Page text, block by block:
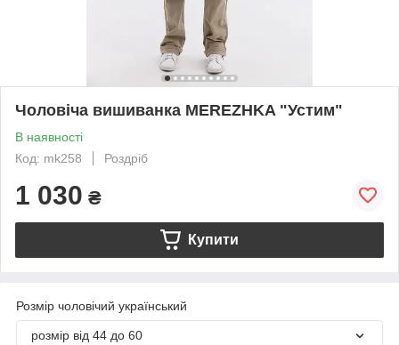
Чоловіча вишиванка MEREZHKA "Устим"
В наявності
Код: mk258
Роздріб
1 030 ₴
Купити
Розмір чоловічий український
розмір від 44 до 60